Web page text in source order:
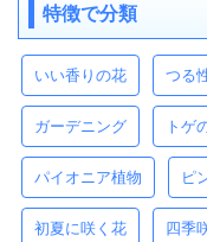
特徴で分類
いい香りの花 つる
ガーデニング トゲ
パイオニア植物 ピ
初夏に咲く花 四季